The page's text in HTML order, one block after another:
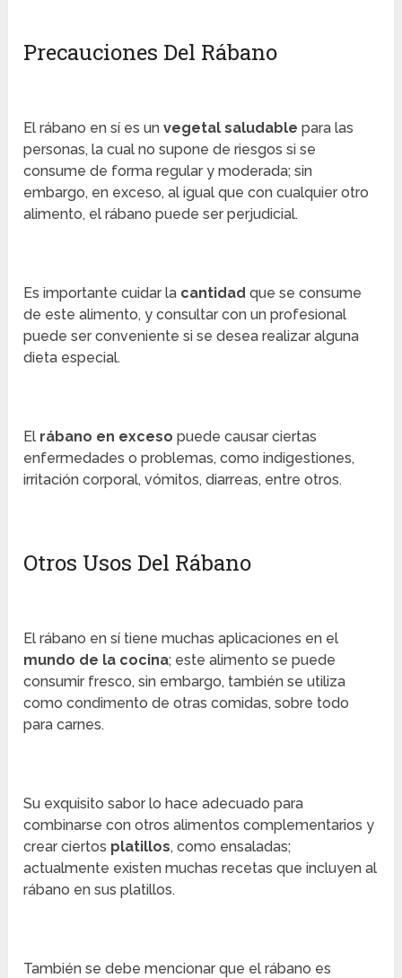
Precauciones Del Rábano
El rábano en sí es unvegetal saludable para las
personas, la cual no supone de riesgos si se
consume de forma regular y moderada; sin
embargo, en exceso, al igual que con cualquier otro
alimento, el rábano puede ser perjudicial.
Es importante cuidar la cantidad que se consume
de este alimento, y consultar con un profesional
puede ser conveniente si se desea realizar alguna
dieta especial.
El rábano en exceso puede causar ciertas
enfermedades o problemas, como indigestiones,
irritación corporal, vómitos, diarreas, entre otros.
Otros Usos Del Rábano
El rábano en sí tiene muchas aplicaciones en el
mundo de la cocina; este alimento se puede
consumir fresco, sin embargo, también se utiliza
como condimento de otras comidas, sobre todo
para carnes.
Su exquisito sabor lo hace adecuado para
combinarse con otros alimentos complementarios y
crear ciertos platillos, como ensaladas;
actualmente existen muchas recetas que incluyen al
rábano en sus platillos.
También se debe mencionar que el rábano es